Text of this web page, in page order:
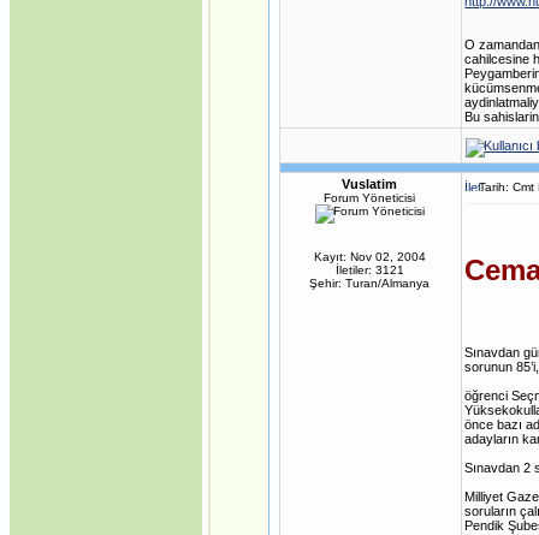
O
cahilcesine
Bu
Vuslatim
Forum Yöneticisi
Kayıt: Nov 02, 2004
İletiler: 3121
Şehir: Turan/Almanya
Tarih:
Sınavdan
sorunun
öğrenci
önce bazı
adayların
Sınavdan 2
Milliyet
soruların
Pendik